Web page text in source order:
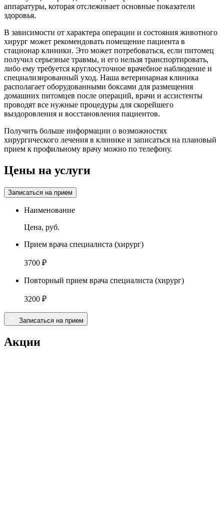
аппаратуры, которая отслеживает основные показатели
здоровья.
В зависимости от характера операции и состояния животного
хирург может рекомендовать помещение пациента в
стационар клиники. Это может потребоваться, если питомец
получил серьезные травмы, и его нельзя транспортировать,
либо ему требуется круглосуточное врачебное наблюдение и
специализированный уход. Наша ветеринарная клиника
располагает оборудованными боксами для размещения
домашних питомцев после операций, врачи и ассистенты
проводят все нужные процедуры для скорейшего
выздоровления и восстановления пациентов.
Получить больше информации о возможностях
хирургического лечения в клинике и записаться на плановый
прием к профильному врачу можно по телефону.
Цены на услуги
Записаться на прием
Наименование
Цена, руб.
Прием врача специалиста (хирург)
3700 ₽
Повторный прием врача специалиста (хирург)
3200 ₽
Записаться на прием
Акции